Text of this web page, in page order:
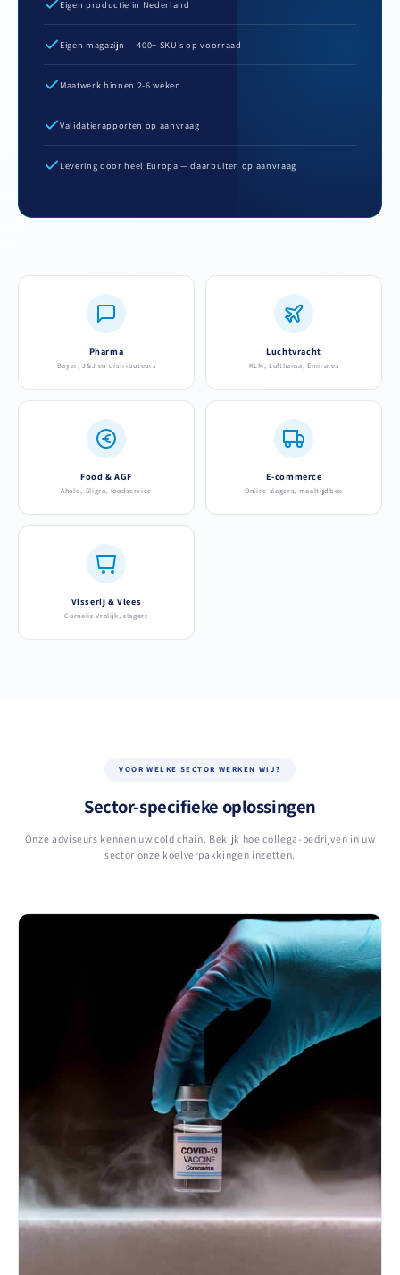
Eigen productie in Nederland
Eigen magazijn — 400+ SKU's op voorraad
Maatwerk binnen 2-6 weken
Validatierapporten op aanvraag
Levering door heel Europa — daarbuiten op aanvraag
Pharma
Bayer, J&J en distributeurs
Luchtvracht
KLM, Lufthansa, Emirates
Food & AGF
Ahold, Sligro, foodservice
E-commerce
Online slagers, maaltijdbox
Visserij & Vlees
Cornelis Vrolijk, slagers
VOOR WELKE SECTOR WERKEN WIJ?
Sector-specifieke oplossingen
Onze adviseurs kennen uw cold chain. Bekijk hoe collega-bedrijven in uw
sector onze koelverpakkingen inzetten.